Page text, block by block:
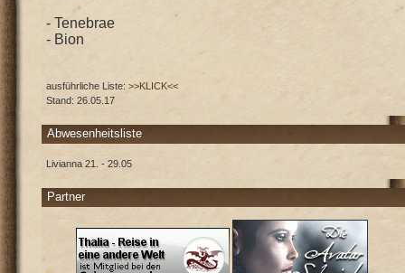
- Tenebrae
- Bion
ausführliche Liste:>>KLICK<<
Stand: 26.05.17
Abwesenheitsliste
Livianna 21. - 29.05
Partner